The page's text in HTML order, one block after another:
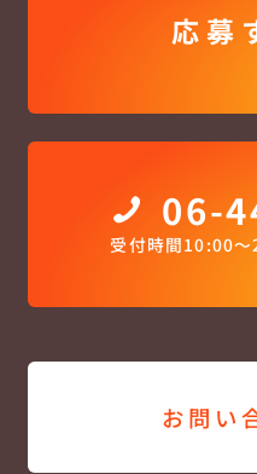
応募
06-
受付時間10:00〜
お問い